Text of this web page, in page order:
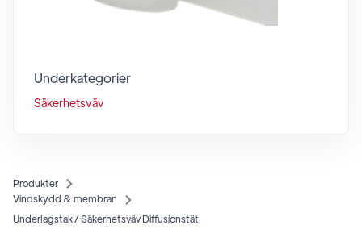
Produkter
Vindskydd & membran
Underlagstak / Säkerhetsväv Diffusionstät
Underkategorier
Säkerhetsväv